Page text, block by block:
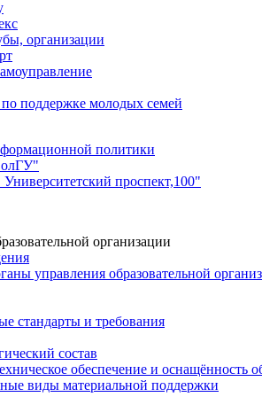
организации
поддержке молодых семей
политики
проспект,100"
организации
управления образовательной
стандарты и требования
состав
обеспечение и оснащённость
виды материальной поддержки